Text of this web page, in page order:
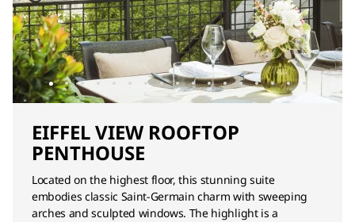
EIFFEL VIEW ROOFTOP
PENTHOUSE
Located on the highest floor, this stunning suite
embodies classic Saint-Germain charm with sweeping
arches and sculpted windows. The highlight is a